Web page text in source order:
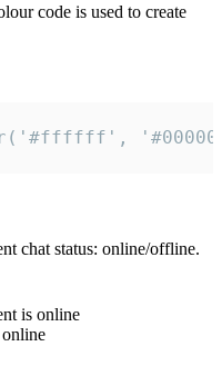
code is used to create
chat status: online/offline.
is online
online